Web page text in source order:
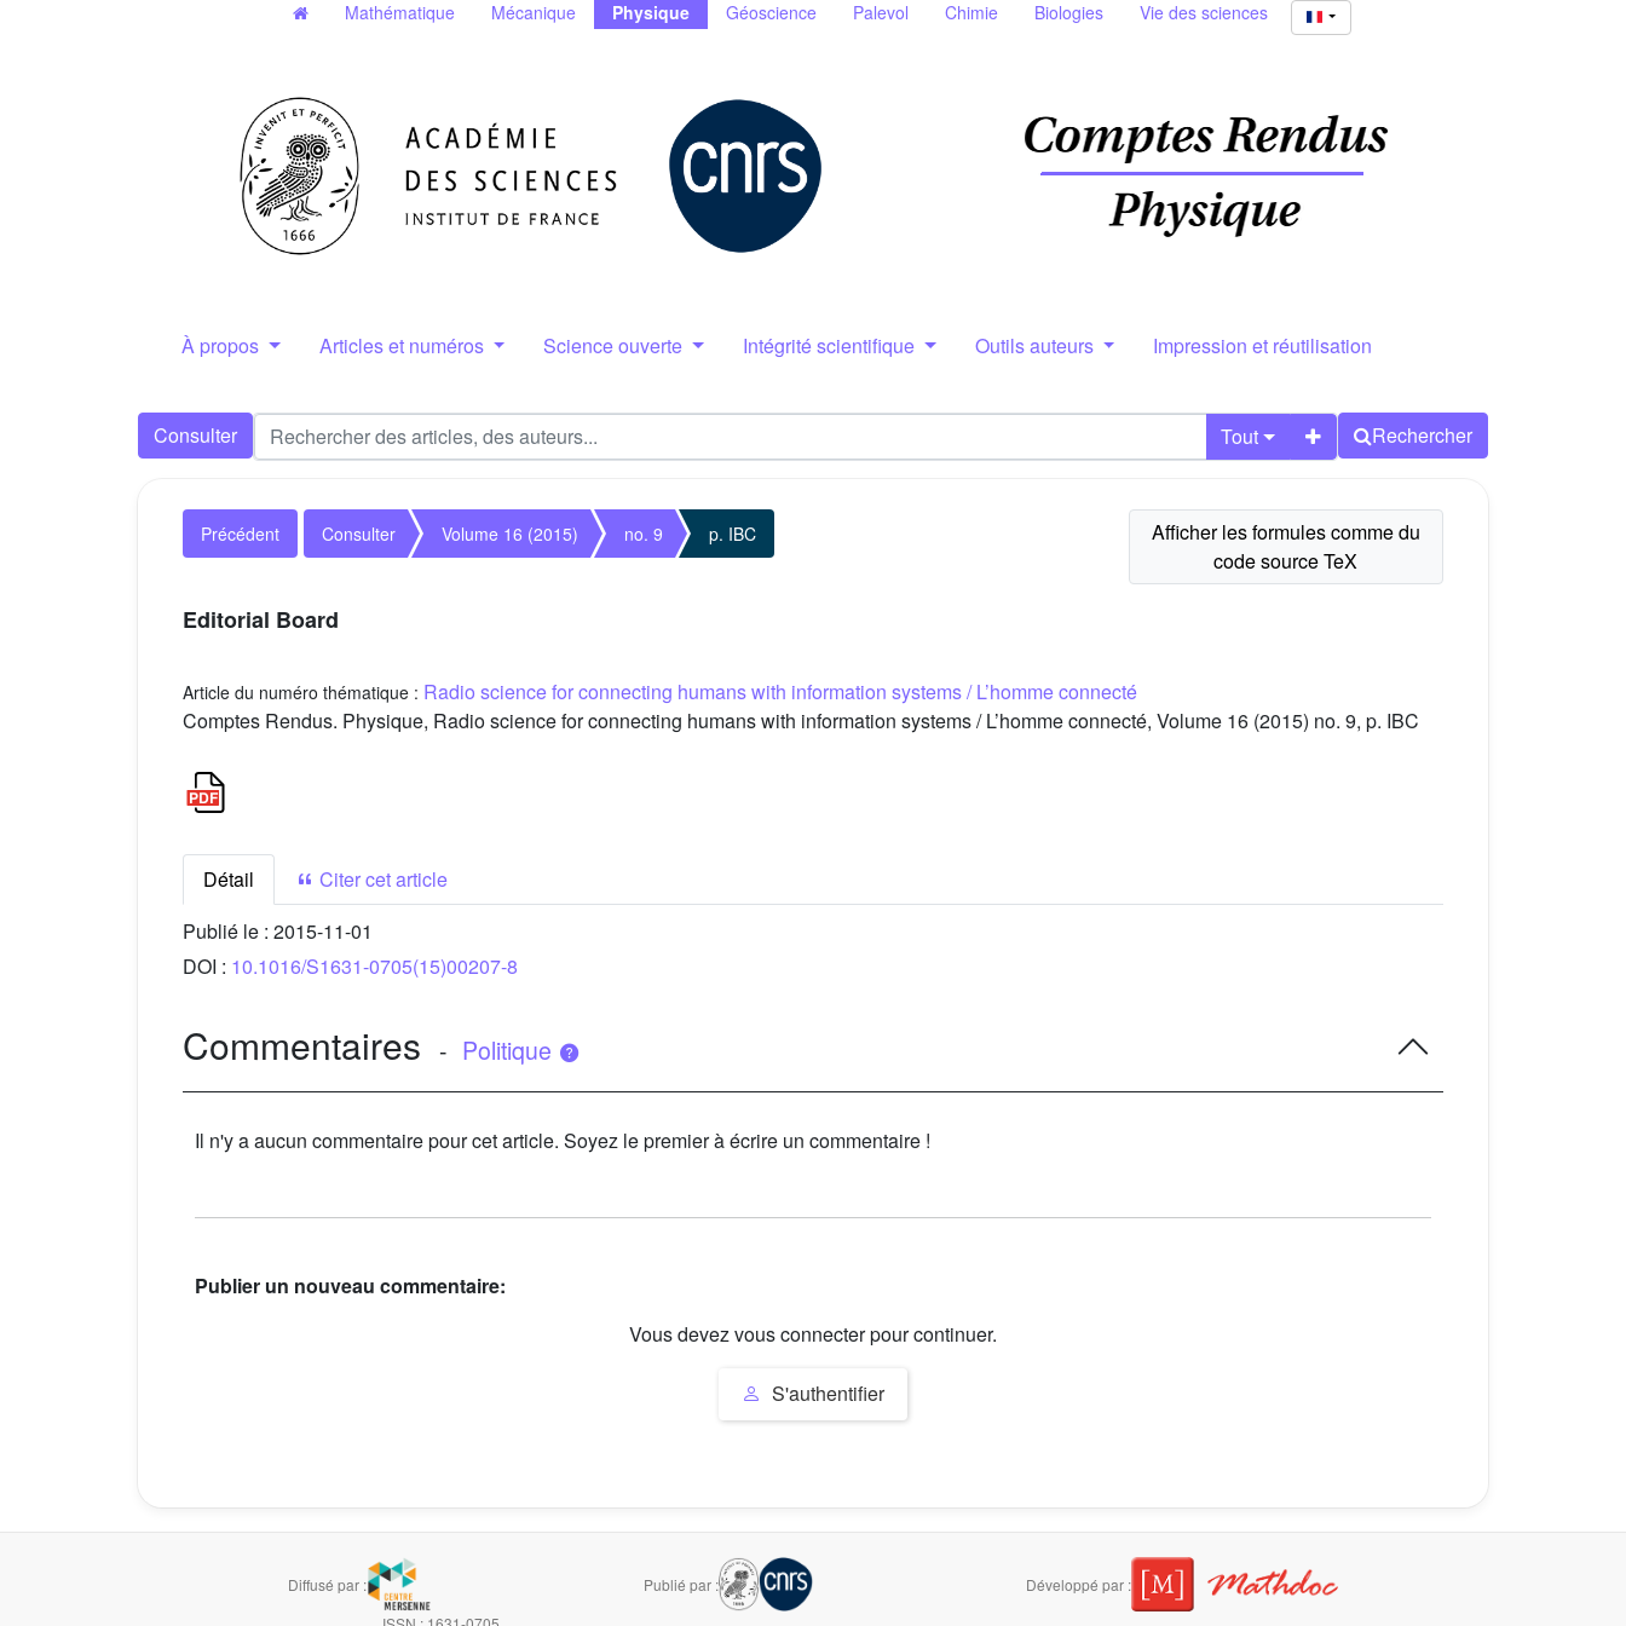
Mathématique Mécanique Physique Géoscience Palevol Chimie Biologies Vie des sciences
À propos Articles et numéros Science ouverte Intégrité scientifique Outils auteurs Impression et réutilisation
Consulter Tout Rechercher
Précédent Consulter Volume 16 (2015) no. 9 p. IBC
Editorial Board
Article du numéro thématique : Radio science for connecting humans with information systems / L’homme connecté
Comptes Rendus. Physique, Radio science for connecting humans with information systems / L’homme connecté, Volume 16 (2015) no. 9, p. IBC
Détail
Citer cet article
Publié le : 2015-11-01
DOI : 10.1016/S1631-0705(15)00207-8
Commentaires - Politique
Il n'y a aucun commentaire pour cet article. Soyez le premier à écrire un commentaire !
Publier un nouveau commentaire:
Vous devez vous connecter pour continuer.
S'authentifier
Diffusé par : Publié par :
Développé par :